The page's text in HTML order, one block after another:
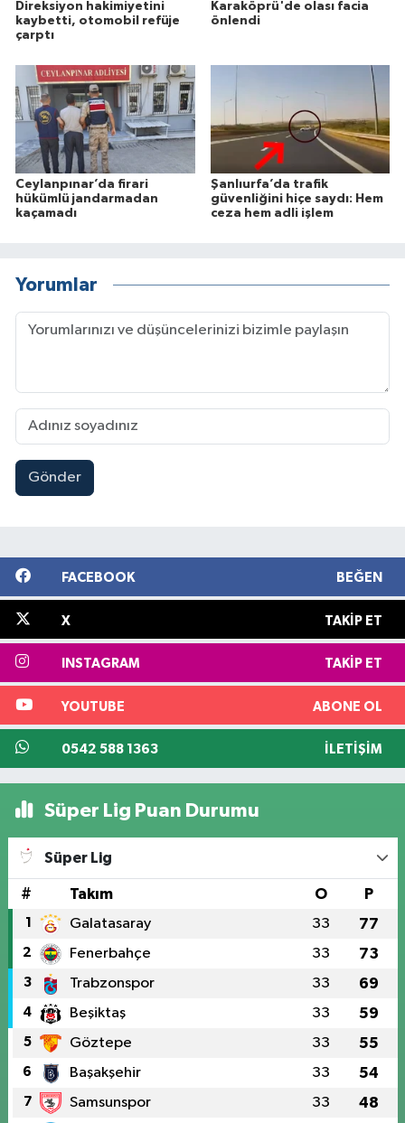
Direksiyon hakimiyetini
kaybetti, otomobil refüje
çarptı
Karaköprü'de olası facia
önlendi
Ceylanpınar’da firari
hükümlü jandarmadan
kaçamadı
Şanlıurfa’da trafik
güvenliğini hiçe saydı: Hem
ceza hem adli işlem
Yorumlar
Gönder
FACEBOOK BEĞEN
X TAKIP ET
INSTAGRAM TAKIP ET
YOUTUBE ABONE OL
0542 588 1363 İLETIŞIM
Süper Lig Puan Durumu
Süper Lig
# Takım O P
1 Galatasaray 33 77
2 Fenerbahçe 33 73
3 Trabzonspor 33 69
4 Beşiktaş 33 59
5 Göztepe 33 55
6 Başakşehir 33 54
7 Samsunspor 33 48